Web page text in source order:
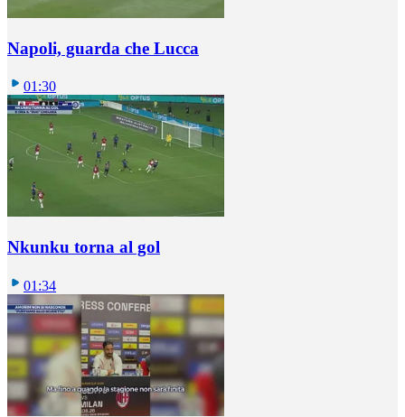
Napoli, guarda che Lucca
01:30
Nkunku torna al gol
01:34